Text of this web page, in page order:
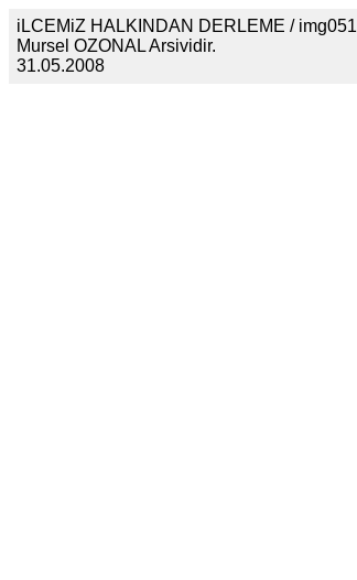
iLCEMiZ HALKINDAN DERLEME / img051
Mursel OZONAL Arsividir.
31.05.2008